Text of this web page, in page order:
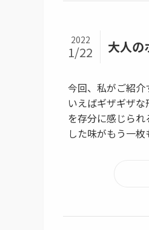
大人の
2022
1/22
今回、私がご紹
いえばギザギザ
を存分に感じら
した味がもう一